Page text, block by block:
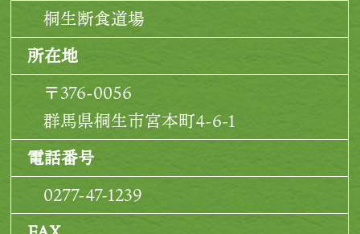
桐生断食道場
所在地
〒376-0056
群馬県桐生市宮本町4-6-1
電話番号
0277-47-1239